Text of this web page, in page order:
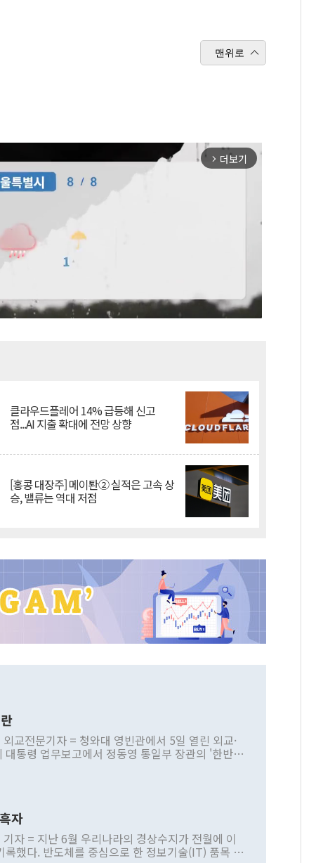
맨위로
arrow_forward_ios 더보기
클라우드플레어 14% 급등해 신고
점...AI 지출 확대에 전망 상향
[홍콩 대장주] 메이퇀② 실적은 고속 상
승, 밸류는 역대 저점
교전문기자 = 청와대 영빈관에서 5일 열린 외교·
대통령 업무보고에서 정동영 통일부 장관의 '한반도
을 거치지 않은 사안을 정책으로 추진하겠다고 공
현실적 구상'이라는 비판을 내놨다. 그동안 정 장
이 물의를 빚은 적은 여러 번 있지만 대통령과 유
로 부정적 입장을 표명한 것은 이례적이다. 정 장
자
자 = 지난 6월 우리나라의 경상수지가 전월에 이
록했다. 반도체를 중심으로 한 정보기술(IT) 품목 수